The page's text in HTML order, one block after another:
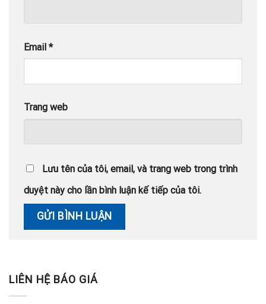
Email *
Trang web
Lưu tên của tôi, email, và trang web trong trình
duyệt này cho lần bình luận kế tiếp của tôi.
LIÊN HỆ BÁO GIÁ